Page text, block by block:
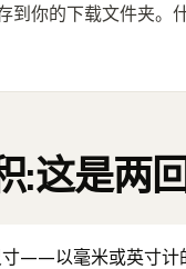
你的下载文件夹。
:这是两
——以毫米或英寸计